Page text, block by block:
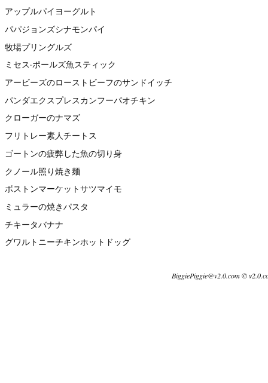
アップルパイヨーグルト
パパジョンズシナモンパイ
牧場プリングルズ
ミセス·ポールズ魚スティック
アービーズのローストビーフのサンドイッチ
パンダエクスプレスカンフーパオチキン
クローガーのナマズ
フリトレー素人チートス
ゴートンの疲弊した魚の切り身
クノール照り焼き麺
ボストンマーケットサツマイモ
ミュラーの焼きパスタ
チキータバナナ
グワルトニーチキンホットドッグ
BiggiePiggie@v2.0.com ©